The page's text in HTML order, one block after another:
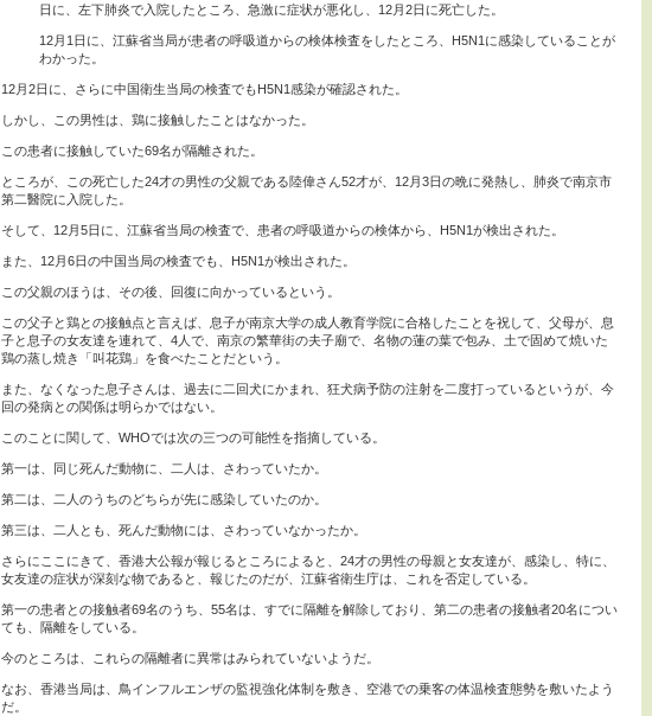
日に、左下肺炎で入院したところ、急激に症状が悪化し、12月2日に死亡した。
12月1日に、江蘇省当局が患者の呼吸道からの検体検査をしたところ、H5N1に感染していることが
わかった。
12月2日に、さらに中国衛生当局の検査でもH5N1感染が確認された。
しかし、この男性は、鶏に接触したことはなかった。
この患者に接触していた69名が隔離された。
ところが、この死亡した24才の男性の父親である陸偉さん52才が、12月3日の晩に発熱し、肺炎で南京市
第二醫院に入院した。
そして、12月5日に、江蘇省当局の検査で、患者の呼吸道からの検体から、H5N1が検出された。
また、12月6日の中国当局の検査でも、H5N1が検出された。
この父親のほうは、その後、回復に向かっているという。
この父子と鶏との接触点と言えば、息子が南京大学の成人教育学院に合格したことを祝して、父母が、息
子と息子の女友達を連れて、4人で、南京の繁華街の夫子廟で、名物の蓮の葉で包み、土で固めて焼いた
鶏の蒸し焼き「叫花鶏」を食べたことだという。
また、なくなった息子さんは、過去に二回犬にかまれ、狂犬病予防の注射を二度打っているというが、今
回の発病との関係は明らかではない。
このことに関して、WHOでは次の三つの可能性を指摘している。
第一は、同じ死んだ動物に、二人は、さわっていたか。
第二は、二人のうちのどちらが先に感染していたのか。
第三は、二人とも、死んだ動物には、さわっていなかったか。
さらにここにきて、香港大公報が報じるところによると、24才の男性の母親と女友達が、感染し、特に、
女友達の症状が深刻な物であると、報じたのだが、江蘇省衛生庁は、これを否定している。
第一の患者との接触者69名のうち、55名は、すでに隔離を解除しており、第二の患者の接触者20名につい
ても、隔離をしている。
今のところは、これらの隔離者に異常はみられていないようだ。
なお、香港当局は、鳥インフルエンザの監視強化体制を敷き、空港での乗客の体温検査態勢を敷いたよう
だ。